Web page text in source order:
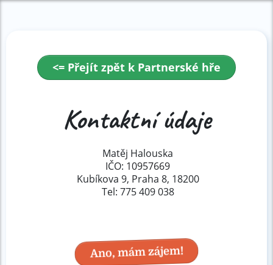
<= Přejít zpět k Partnerské hře
Kontaktní údaje
Matěj Halouska
IČO: 10957669
Kubíkova 9, Praha 8, 18200
Tel: 775 409 038
Ano, mám zájem!